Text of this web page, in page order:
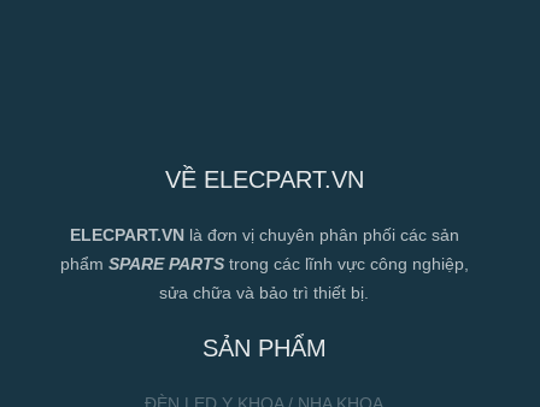
VỀ ELECPART.VN
ELECPART.VN là đơn vị chuyên phân phối các sản
phẩm SPARE PARTStrong các lĩnh vực công nghiệp,
sửa chữa và bảo trì thiết bị.
SẢN PHẨM
ĐÈN LED Y KHOA / NHA KHOA